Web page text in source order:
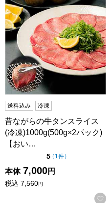
送料込み 冷凍
昔ながらの牛タンスライス
(冷凍)1000g(500g×2パック)
【おい…
5点（5点満点中）
（ 1件の評価
）
本体 7,000円
税込 7,560円